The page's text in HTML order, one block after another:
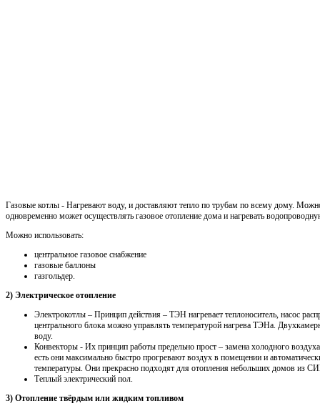
Газовые котлы - Нагревают воду, и доставляют тепло по трубам по всему дому.
одновременно может осуществлять газовое отопление дома и нагревать
Можно использовать:
центральное газовое снабжение
газовые баллоны
газгольдер.
2) Электрическое отопление
Электрокотлы – Принцип действия – ТЭН нагревает теплоноситель, насос
центрального блока можно управлять температурой нагрева ТЭНа.
воду.
Конвекторы - Их принцип работы предельно прост – замена холодного
есть они максимально быстро прогревают воздух в помещении и
температуры. Они прекрасно подходят для отопления небольших домов из
Теплый электрический пол.
3) Отопление твёрдым или жидким топливом